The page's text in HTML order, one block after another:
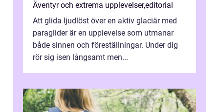
Äventyr och extrema upplevelser,editorial
Att glida ljudlöst över en aktiv glaciär med
paraglider är en upplevelse som utmanar
både sinnen och föreställningar. Under dig
rör sig isen långsamt men...